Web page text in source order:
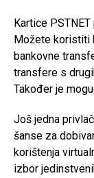
Kartice
Možete koristiti
bankovne
transfere s
Također je
Još jedna
šanse za
korištenja
izbor